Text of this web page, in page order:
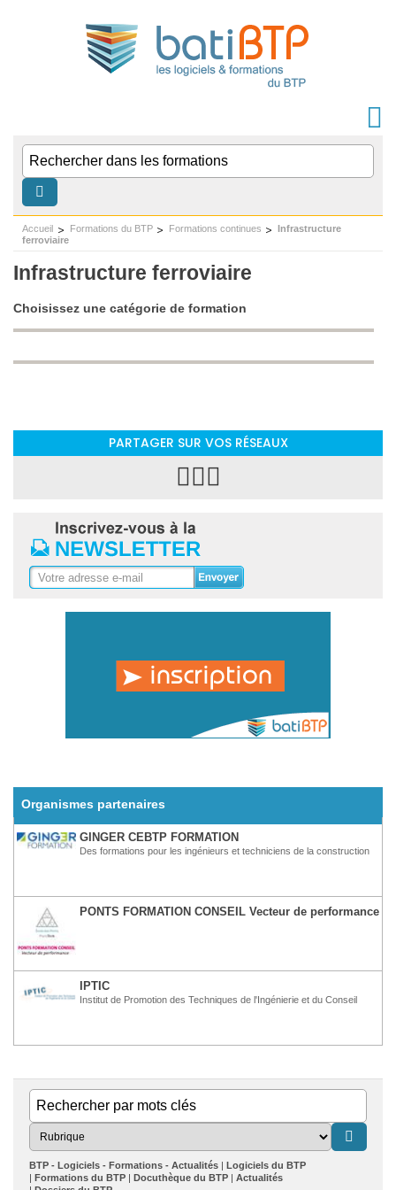
Accueil Formations du BTP Formations continues
Infrastructure
ferroviaire
Infrastructure ferroviaire
Choisissez une catégorie de formation
PARTAGER SUR VOS RÉSEAUX
Organismes partenaires
GINGER CEBTP FORMATION
Des formations pour les ingénieurs et techniciens de la construction
PONTS FORMATION CONSEIL Vecteur de performance
IPTIC
Institut de Promotion des Techniques de l'Ingénierie et du Conseil
BTP - Logiciels - Formations - Actualités
Logiciels du BTP
Formations du BTP
Docuthèque du BTP
Actualités